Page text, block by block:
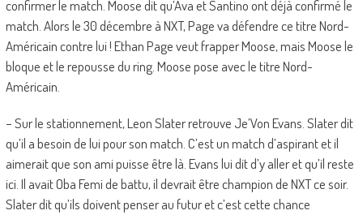
confirmer le match. Moose dit qu’Ava et Santino ont déjà confirmé le
match. Alors le 30 décembre à NXT, Page va défendre ce titre Nord-
Américain contre lui ! Ethan Page veut frapper Moose, mais Moose le
bloque et le repousse du ring. Moose pose avec le titre Nord-
Américain.
– Sur le stationnement, Leon Slater retrouve Je’Von Evans. Slater dit
qu’il a besoin de lui pour son match. C’est un match d’aspirant et il
aimerait que son ami puisse être là. Evans lui dit d’y aller et qu’il reste
ici. Il avait Oba Femi de battu, il devrait être champion de NXT ce soir.
Slater dit qu’ils doivent penser au futur et c’est cette chance